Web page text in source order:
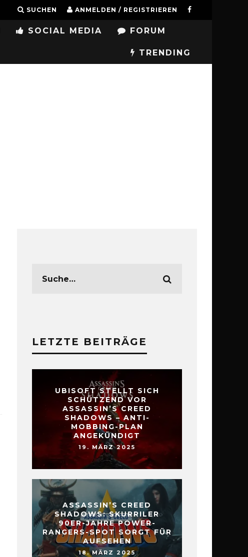
SUCHEN ANMELDEN / REGISTRIEREN
SOCIAL MEDIA FORUM
TRENDING
LETZTE BEITRÄGE
UBISOFT STELLT SICH
SCHÜTZEND VOR
ASSASSIN’S CREED
SHADOWS – ANTI-
MOBBING-PLAN
ANGEKÜNDIGT
19. MÄRZ 2025
ASSASSIN’S CREED
SHADOWS: SKURRILER
90ER-JAHRE POWER-
RANGERS-SPOT SORGT FÜR
AUFSEHEN
18. MÄRZ 2025